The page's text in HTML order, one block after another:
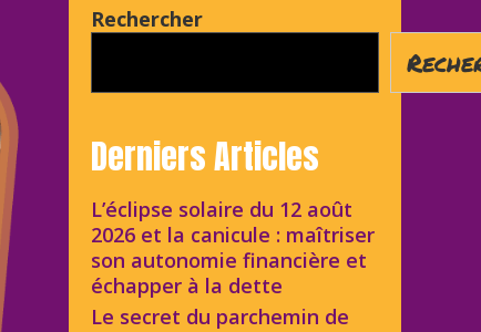
Rechercher
Derniers Articles
L’éclipse solaire du 12 août
2026 et la canicule : maîtriser
son autonomie financière et
échapper à la dette
Le secret du parchemin de